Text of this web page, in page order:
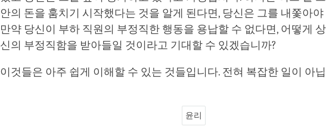
안의 돈을 훔치기 시작했다는 것을 알게 된다면, 당신은 그를 내쫓아
만약 당신이 부하 직원의 부정직한 행동을 용납할 수 없다면, 어떻게
신의 부정직함을 받아들일 것이라고 기대할 수 있겠습니까?
이것들은 아주 쉽게 이해할 수 있는 것들입니다. 전혀 복잡한 일이 아
윤리